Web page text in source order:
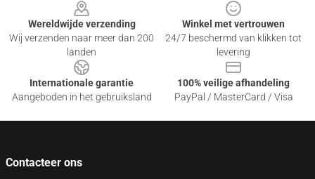
Wereldwijde verzending
Wij verzenden naar meer dan 200
landen
Winkel met vertrouwen
24/7 beschermd van klikken tot
levering
Internationale garantie
Aangeboden in het gebruiksland
100% veilige afhandeling
PayPal / MasterCard / Visa
Contacteer ons